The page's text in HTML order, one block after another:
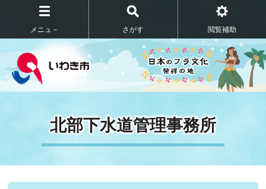
メニュ－ さがす 閲覧補助
北部下水道管理事務所